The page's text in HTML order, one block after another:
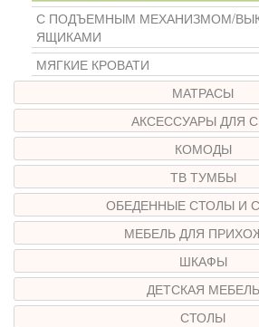
С ПОДЪЕМНЫМ МЕХАНИЗМОМ/
ЯЩИКАМИ
МЯГКИЕ КРОВАТИ
МАТРАСЫ
АКСЕССУАРЫ ДЛЯ
КОМОДЫ
ТВ ТУМБЫ
ОБЕДЕННЫЕ СТОЛЫ И
МЕБЕЛЬ ДЛЯ
ШКАФЫ
ДЕТСКАЯ МЕБЕЛЬ
СТОЛЫ